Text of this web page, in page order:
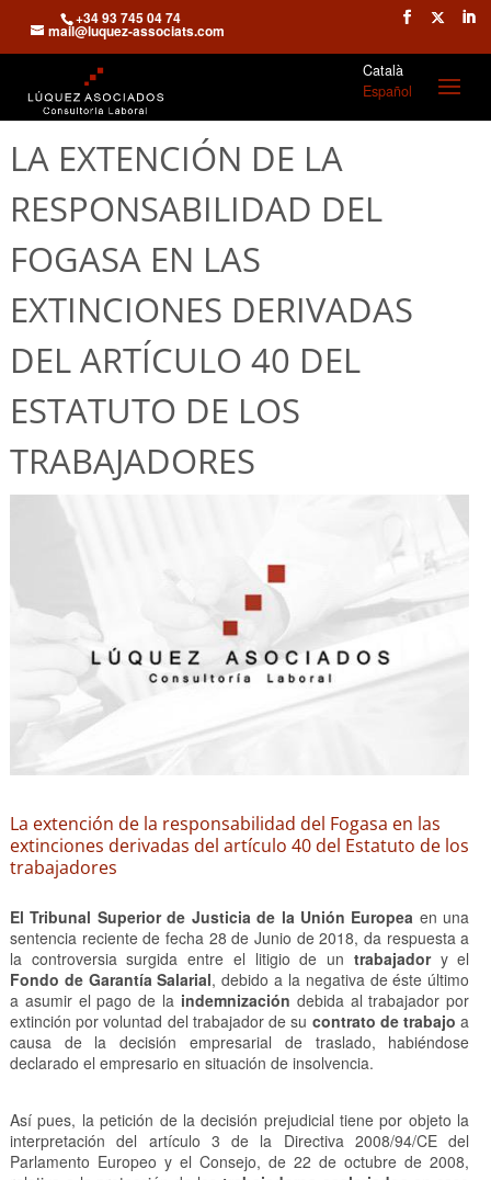
+34 93 745 04 74
mail@luquez-associats.com
Català
Español
LA EXTENCIÓN DE LA
RESPONSABILIDAD DEL
FOGASA EN LAS
EXTINCIONES DERIVADAS
DEL ARTÍCULO 40 DEL
ESTATUTO DE LOS
TRABAJADORES
La extención de la responsabilidad del Fogasa en las
extinciones derivadas del artículo 40 del Estatuto de los
trabajadores
El Tribunal Superior de Justicia de la Unión Europea en una
sentencia reciente de fecha 28 de Junio de 2018, da respuesta a
la controversia surgida entre el litigio de un trabajadory el
Fondo de Garantía Salarial, debido a la negativa de éste último
a asumir el pago de la indemnización debida al trabajador por
extinción por voluntad del trabajador de su contrato de trabajo a
causa de la decisión empresarial de traslado, habiéndose
declarado el empresario en situación de insolvencia.
Así pues, la petición de la decisión prejudicial tiene por objeto la
interpretación del artículo 3 de la Directiva 2008/94/CE del
Parlamento Europeo y el Consejo, de 22 de octubre de 2008,